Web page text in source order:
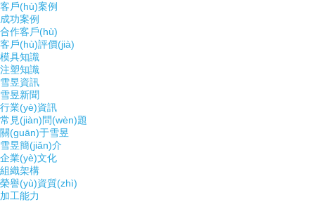
客戶(hù)案例
成功案例
合作客戶(hù)
客戶(hù)評價(jià)
模具知識
注塑知識
雪昱資訊
雪昱新聞
行業(yè)資訊
常見(jiàn)問(wèn)題
關(guān)于雪昱
雪昱簡(jiǎn)介
企業(yè)文化
組織架構
榮譽(yù)資質(zhì)
加工能力